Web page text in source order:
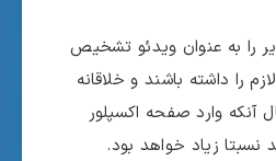
را به عنوان ویدئو تشخیص
را داشته باشند و خلاقانه
آنکه وارد صفحه اکسپلور
زیاد خواهد بود.